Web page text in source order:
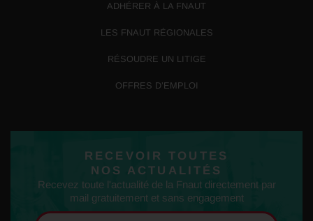
ADHÉRER À LA FNAUT
LES FNAUT RÉGIONALES
RÉSOUDRE UN LITIGE
OFFRES D’EMPLOI
RECEVOIR TOUTES
NOS ACTUALITÉS
Recevez toute l'actualité de la Fnaut directement par
mail gratuitement et sans engagement